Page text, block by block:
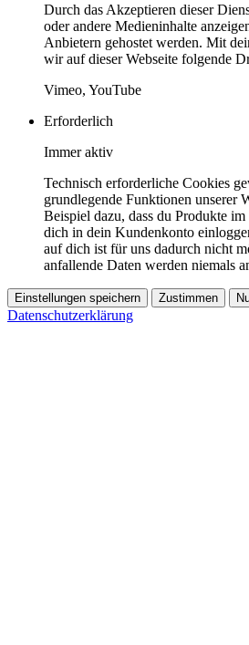
Durch das Akzeptieren dieser
oder andere Medieninhalte
Anbietern gehostet werden. Mit
wir auf dieser Webseite folgende
Vimeo, YouTube
Erforderlich
Immer aktiv
Technisch erforderliche Cookies
grundlegende Funktionen unserer
Beispiel dazu, dass du Produkte
dich in dein Kundenkonto
auf dich ist für uns dadurch nicht
anfallende Daten werden niemals
Einstellungen speichern Zustimmen
Datenschutzerklärung